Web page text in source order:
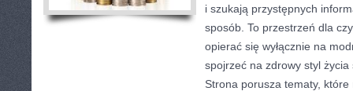
i szukają przystępnych
sposób. To przestrzeń dla
opierać się wyłącznie na
spojrzeć na zdrowy styl
Strona porusza tematy,